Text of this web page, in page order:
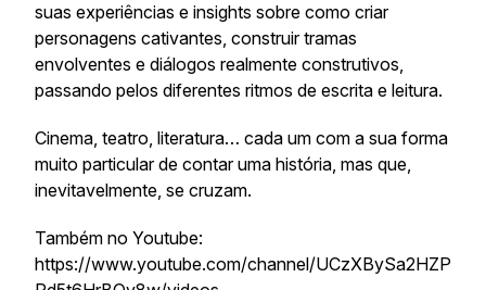
suas experiências e insights sobre como criar
personagens cativantes, construir tramas
envolventes e diálogos realmente construtivos,
passando pelos diferentes ritmos de escrita e leitura.
Cinema, teatro, literatura… cada um com a sua forma
muito particular de contar uma história, mas que,
inevitavelmente, se cruzam.
Também no Youtube:
https://www.youtube.com/channel/UCzXBySa2HZP